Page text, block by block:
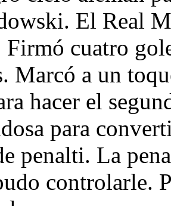
El Real
Firmó cuatro
Marcó a un
hacer el
para
penalti. La
controlarle.